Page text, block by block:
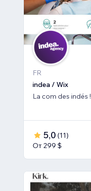
FR
indea / Wix
La com des indés !
5,0 (11)
От 299 $